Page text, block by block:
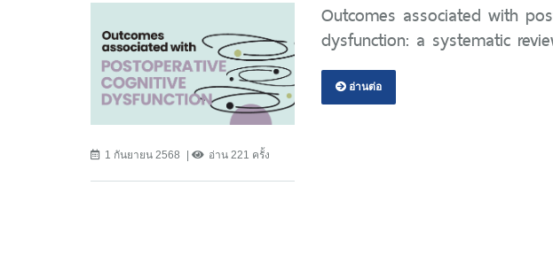
1 กันยายน 2568 อ่าน 221 ครั้ง
Outcomes associated with
dysfunction: a systematic
อ่านต่อ